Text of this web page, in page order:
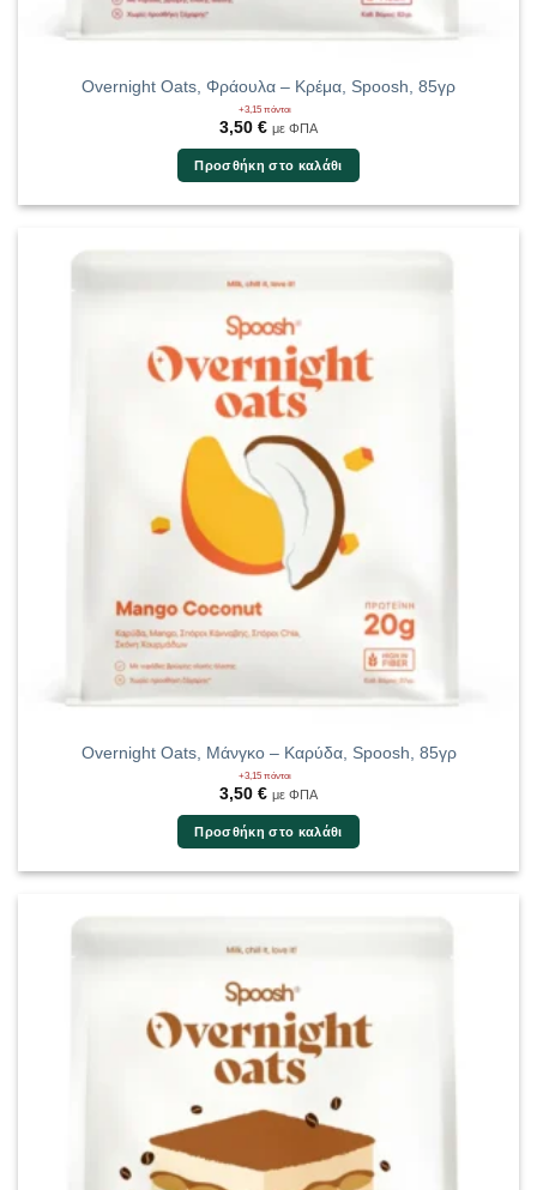
Overnight Oats, Φράουλα – Κρέμα, Spoosh, 85γρ
+3,15 πόντοι
3,50 € με ΦΠΑ
Προσθήκη στο καλάθι
Overnight Oats, Μάνγκο – Καρύδα, Spoosh, 85γρ
+3,15 πόντοι
3,50 € με ΦΠΑ
Προσθήκη στο καλάθι